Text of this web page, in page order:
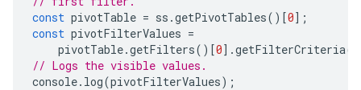
const pivotTable = ss .getPivotTables()[0];
const pivotFilterValues =
pivotTable.getFilters()[0].getFilterCriteria
// Logs the visible values.
console. log(pivotFilterValues);